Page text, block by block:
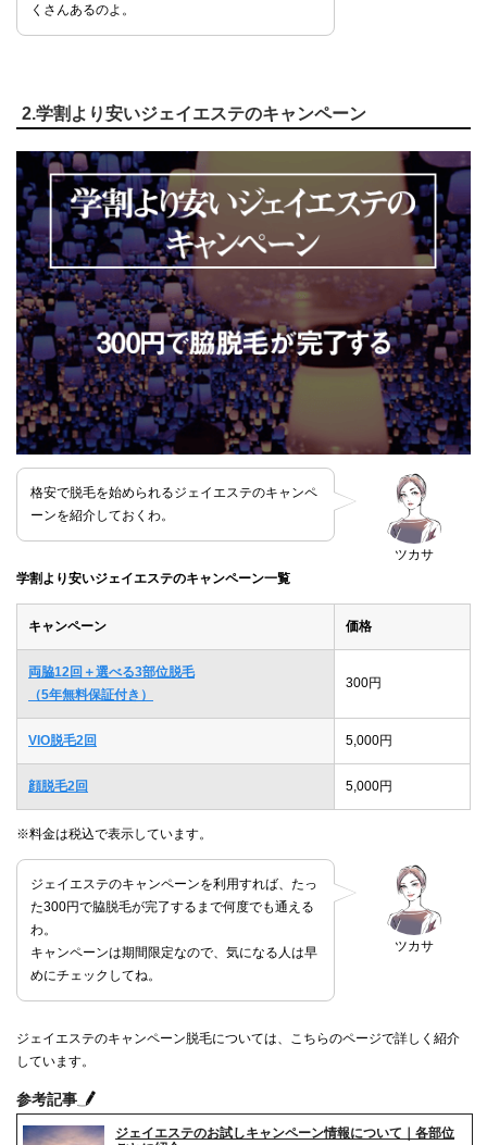
くさんあるのよ。
2.学割より安いジェイエステのキャンペーン
ツカサ
格安で脱毛を始められるジェイエステのキャンペ
ーンを紹介しておくわ。
学割より安いジェイエステのキャンペーン一覧
キャンペーン 価格
両脇12回＋選べる3部位脱毛
（5年無料保証付き）
300円
VIO脱毛2回 5,000円
顔脱毛2回 5,000円
※料金は税込で表示しています。
ツカサ
ジェイエステのキャンペーンを利用すれば、たっ
た300円で脇脱毛が完了するまで何度でも通える
わ。
キャンペーンは期間限定なので、気になる人は早
めにチェックしてね。
ジェイエステのキャンペーン脱毛については、こちらのページで詳しく紹介
しています。
参考記事
ジェイエステのお試しキャンペーン情報について｜各部位